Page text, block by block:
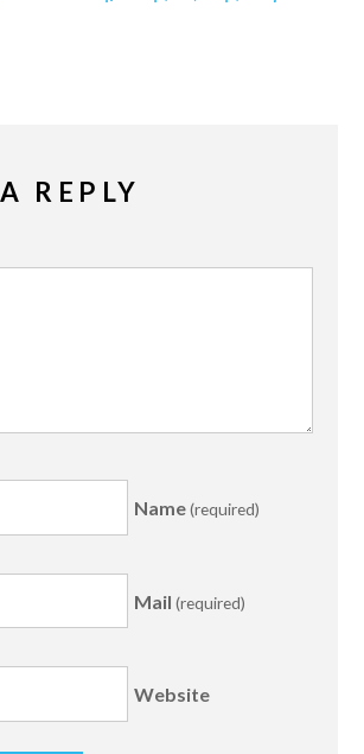
REPLY
Name(required)
Mail (required)
Website